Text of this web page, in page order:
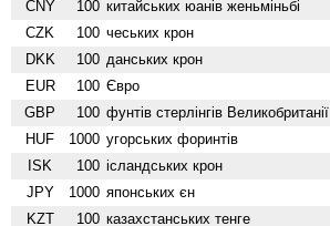
CNY 100 китайських юанів женьмiньбi
CZK 100 чеських крон
DKK 100 данських крон
EUR 100 Євро
GBP 100 фунтів стерлінгів Велико­британії
HUF 1000 угорських форинтів
ISK 100 ісландських крон
JPY 1000 японських єн
KZT 100 казахстанських тенге